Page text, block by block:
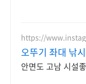
https://
오뚜기 좌대 낚시
안면도 고남 시설